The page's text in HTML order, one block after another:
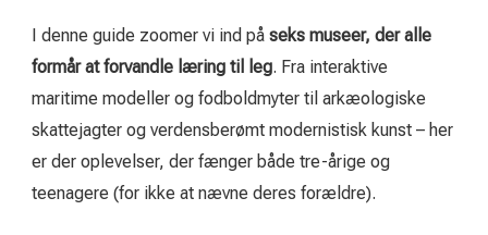
I denne guide zoomer vi ind på seks museer, der alle
formår at forvandle læring til leg. Fra interaktive
maritime modeller og fodboldmyter til arkæologiske
skattejagter og verdensberømt modernistisk kunst – her
er der oplevelser, der fænger både tre-årige og
teenagere (for ikke at nævne deres forældre).